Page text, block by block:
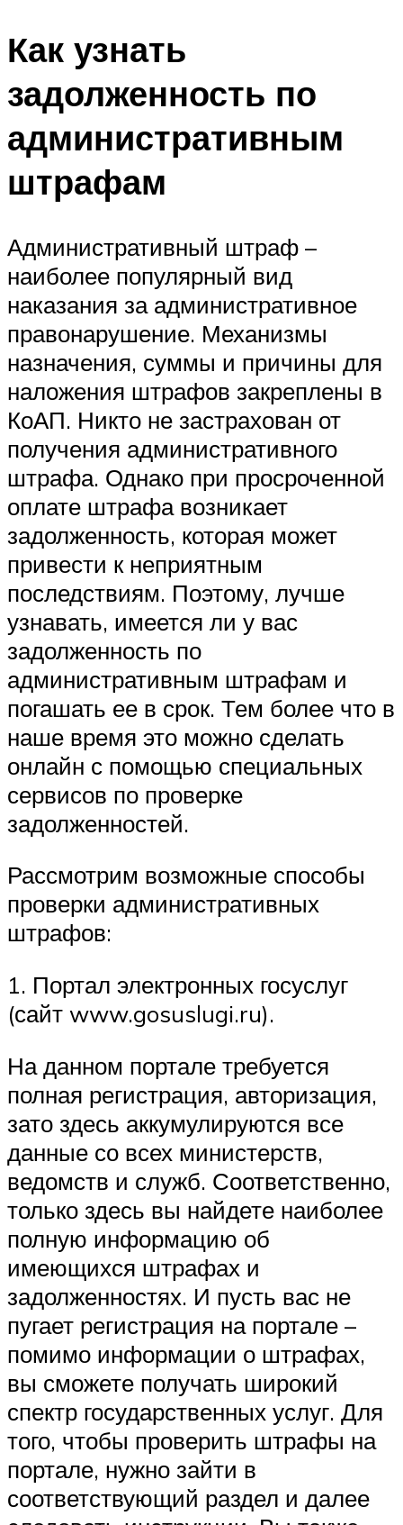
Как узнать
задолженность по
административным
штрафам
Административный штраф –
наиболее популярный вид
наказания за административное
правонарушение. Механизмы
назначения, суммы и причины для
наложения штрафов закреплены в
КоАП. Никто не застрахован от
получения административного
штрафа. Однако при просроченной
оплате штрафа возникает
задолженность, которая может
привести к неприятным
последствиям. Поэтому, лучше
узнавать, имеется ли у вас
задолженность по
административным штрафам и
погашать ее в срок. Тем более что в
наше время это можно сделать
онлайн с помощью специальных
сервисов по проверке
задолженностей.
Рассмотрим возможные способы
проверки административных
штрафов:
1. Портал электронных госуслуг
(сайт www.gosuslugi.ru).
На данном портале требуется
полная регистрация, авторизация,
зато здесь аккумулируются все
данные со всех министерств,
ведомств и служб. Соответственно,
только здесь вы найдете наиболее
полную информацию об
имеющихся штрафах и
задолженностях. И пусть вас не
пугает регистрация на портале –
помимо информации о штрафах,
вы сможете получать широкий
спектр государственных услуг. Для
того, чтобы проверить штрафы на
портале, нужно зайти в
соответствующий раздел и далее